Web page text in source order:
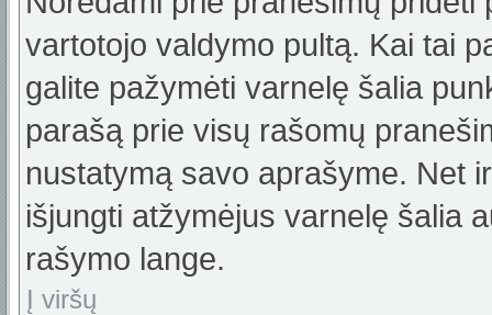
vartotojo valdymo pultą. Kai tai
galite pažymėti varnelę šalia
parašą prie visų rašomų
nustatymą savo aprašyme. Net
išjungti atžymėjus varnelę šalia
rašymo lange.
Į viršų